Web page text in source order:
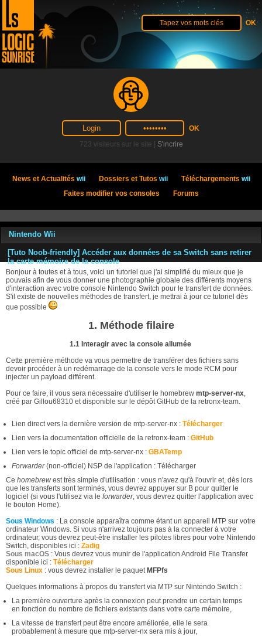
723 visiteurs sur le site | S'incrire
News et Actualités wii Dossiers et Tutos wii Téléchargements wii
Faites modifier vos consoles
Forums
Nintendo Wii
[Tuto Noob-friendly] Accéder aux données de sa Switch sans retirer
la carte mémoire de la console
Bonjour à toutes et à tous, voici un tutoriel que j'ai simplifié du mieux que je
pouvais afin de vous donner une photographie globale des différents moyens
d'interaction avec votre console Nintendo Switch pour le transfert de données.
S'il existe de nouvelles méthodes de transfert, je mettrai à jour ce tutoriel dès
que possible
1. Méthode filaire
1.1 Interagir avec la console allumée
Cette première méthode va vous permettre de transférer des fichiers sans
devoir procéder à un redémarrage de la console vers le mode RCM pour
injecter un payload différent.
Pour ce faire, il vous sera nécessaire d'utiliser le homebrew mtp-server-nx,
créé par Gillou68310 et disponible sur le dépôt GitHub de la retronx-team.
Lien direct vers la dernière version de mtp-server-nx : Télécharger
Lien vers la documentation officielle de la retronx-team : GitHub
Lien vers le topic officiel de mtp-server-nx : GBATemp
Forwarder(non-officiel) NSP de l'application : Télécharger
Ce homebrew est très simple d'utilisation : vous n'avez qu'à l'ouvrir et, dès lors
que les transferts sont terminés, vous devrez appuyer sur B pour quitter le
logiciel (si vous l'utilisez via le forwarder, vous devrez quitter l'application avec
le bouton Home).
Sous Windows : La console apparaîtra comme étant un appareil MTP sur votre
ordinateur Windows. Si vous n'arrivez toujours pas à la connecter à votre
ordinateur, vous devrez peut-être installer les pilotes libres pour votre Nintendo
Switch, disponibles ici : Zadig
Sous macOS : Vous devrez vous munir de l'application Android File Transfer
disponible ici : Télécharger
Sous Linux : vous devrez installer le paquet MFPfs
Quelques informations à propos du transfert via MTP sur Nintendo Switch :
La première ouverture après la connexion peut prendre un certain temps
en fonction du nombre de fichiers existants dans votre carte mémoire,
La vitesse de transfert peut être encore améliorée, elle le sera
probablement à mesure que mtp-server-nx sera mis à jour,